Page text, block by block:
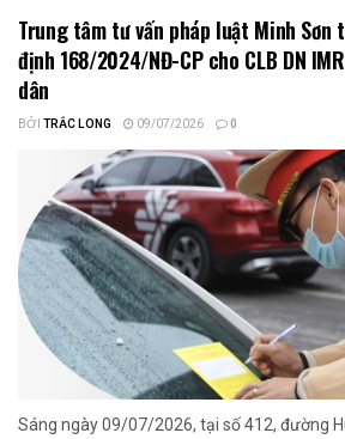
Trung tâm tư vấn pháp luật Minh Sơn
định 168/2024/NĐ-CP cho CLB DN
dân
BỞI TRẮC LONG 09/07/2026 0
Sáng ngày 09/07/2026, tại số 412, đường